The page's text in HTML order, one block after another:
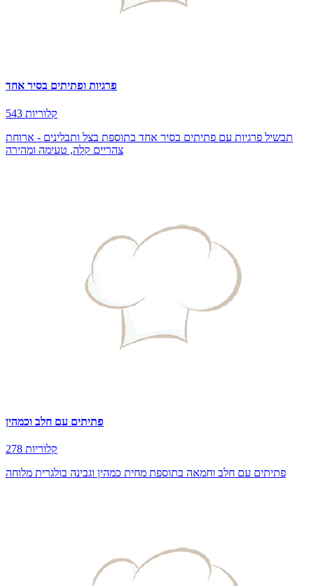
פרגיות ופתיתים בסיר אחד
543 קלוריות
תבשיל פרגיות עם פתיתים בסיר אחד בתוספת בצל ותבלינים - ארוחת
צהריים קלה, טעימה ומהירה
פתיתים עם חלב וכמהין
278 קלוריות
פתיתים עם חלב וחמאה בתוספת מחית כמהין וגבינה בולגרית מלוחה